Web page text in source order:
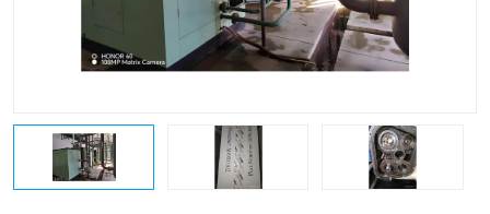
离心式压缩机高速转子组
复盛离心机零件 中冷耐高温气侧密封胶垫
冷却器 复盛FS-elliott离心机零件